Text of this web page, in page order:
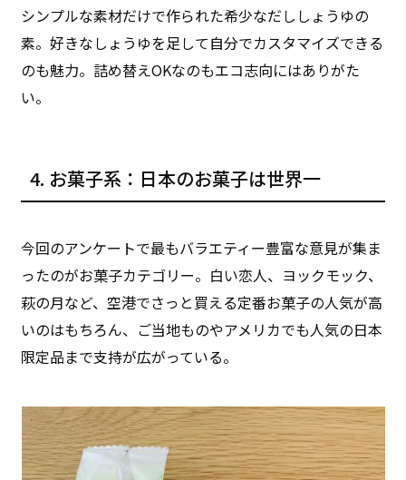
シンプルな素材だけで作られた希少なだししょうゆの
素。好きなしょうゆを足して自分でカスタマイズできる
のも魅力。詰め替えOKなのもエコ志向にはありがた
い。
4. お菓子系：日本のお菓子は世界一
今回のアンケートで最もバラエティー豊富な意見が集ま
ったのがお菓子カテゴリー。白い恋人、ヨックモック、
萩の月など、空港でさっと買える定番お菓子の人気が高
いのはもちろん、ご当地ものやアメリカでも人気の日本
限定品まで支持が広がっている。